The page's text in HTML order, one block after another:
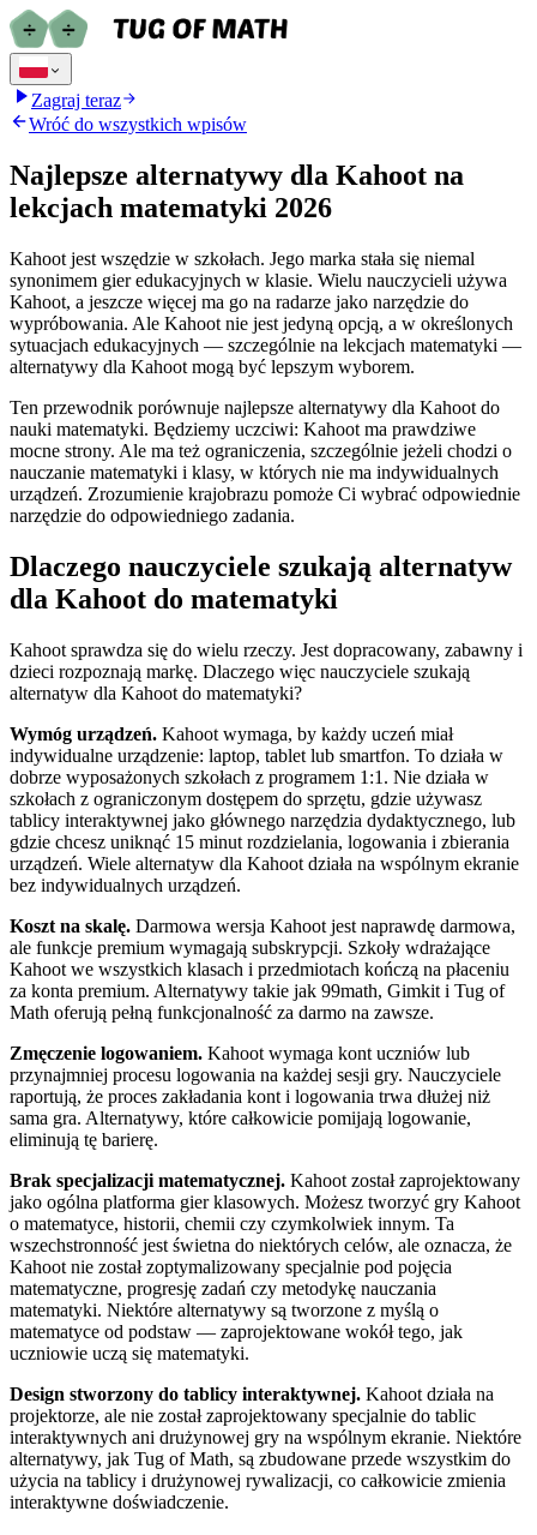
Zagraj teraz
Wróć do wszystkich wpisów
Najlepsze alternatywy dla Kahoot na
lekcjach matematyki 2026
Kahoot jest wszędzie w szkołach. Jego marka stała się niemal
synonimem gier edukacyjnych w klasie. Wielu nauczycieli używa
Kahoot, a jeszcze więcej ma go na radarze jako narzędzie do
wypróbowania. Ale Kahoot nie jest jedyną opcją, a w określonych
sytuacjach edukacyjnych — szczególnie na lekcjach matematyki —
alternatywy dla Kahoot mogą być lepszym wyborem.
Ten przewodnik porównuje najlepsze alternatywy dla Kahoot do
nauki matematyki. Będziemy uczciwi: Kahoot ma prawdziwe
mocne strony. Ale ma też ograniczenia, szczególnie jeżeli chodzi o
nauczanie matematyki i klasy, w których nie ma indywidualnych
urządzeń. Zrozumienie krajobrazu pomoże Ci wybrać odpowiednie
narzędzie do odpowiedniego zadania.
Dlaczego nauczyciele szukają alternatyw
dla Kahoot do matematyki
Kahoot sprawdza się do wielu rzeczy. Jest dopracowany, zabawny i
dzieci rozpoznają markę. Dlaczego więc nauczyciele szukają
alternatyw dla Kahoot do matematyki?
Wymóg urządzeń. Kahoot wymaga, by każdy uczeń miał
indywidualne urządzenie: laptop, tablet lub smartfon. To działa w
dobrze wyposażonych szkołach z programem 1:1. Nie działa w
szkołach z ograniczonym dostępem do sprzętu, gdzie używasz
tablicy interaktywnej jako głównego narzędzia dydaktycznego, lub
gdzie chcesz uniknąć 15 minut rozdzielania, logowania i zbierania
urządzeń. Wiele alternatyw dla Kahoot działa na wspólnym ekranie
bez indywidualnych urządzeń.
Koszt na skalę. Darmowa wersja Kahoot jest naprawdę darmowa,
ale funkcje premium wymagają subskrypcji. Szkoły wdrażające
Kahoot we wszystkich klasach i przedmiotach kończą na płaceniu
za konta premium. Alternatywy takie jak 99math, Gimkit i Tug of
Math oferują pełną funkcjonalność za darmo na zawsze.
Zmęczenie logowaniem. Kahoot wymaga kont uczniów lub
przynajmniej procesu logowania na każdej sesji gry. Nauczyciele
raportują, że proces zakładania kont i logowania trwa dłużej niż
sama gra. Alternatywy, które całkowicie pomijają logowanie,
eliminują tę barierę.
Brak specjalizacji matematycznej. Kahoot został zaprojektowany
jako ogólna platforma gier klasowych. Możesz tworzyć gry Kahoot
o matematyce, historii, chemii czy czymkolwiek innym. Ta
wszechstronność jest świetna do niektórych celów, ale oznacza, że
Kahoot nie został zoptymalizowany specjalnie pod pojęcia
matematyczne, progresję zadań czy metodykę nauczania
matematyki. Niektóre alternatywy są tworzone z myślą o
matematyce od podstaw — zaprojektowane wokół tego, jak
uczniowie uczą się matematyki.
Design stworzony do tablicy interaktywnej. Kahoot działa na
projektorze, ale nie został zaprojektowany specjalnie do tablic
interaktywnych ani drużynowej gry na wspólnym ekranie. Niektóre
alternatywy, jak Tug of Math, są zbudowane przede wszystkim do
użycia na tablicy i drużynowej rywalizacji, co całkowicie zmienia
interaktywne doświadczenie.